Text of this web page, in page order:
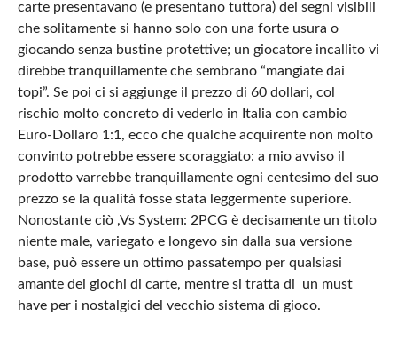
carte presentavano (e presentano tuttora) dei segni visibili
che solitamente si hanno solo con una forte usura o
giocando senza bustine protettive; un giocatore incallito vi
direbbe tranquillamente che sembrano “mangiate dai
topi”. Se poi ci si aggiunge il prezzo di 60 dollari, col
rischio molto concreto di vederlo in Italia con cambio
Euro-Dollaro 1:1, ecco che qualche acquirente non molto
convinto potrebbe essere scoraggiato: a mio avviso il
prodotto varrebbe tranquillamente ogni centesimo del suo
prezzo se la qualità fosse stata leggermente superiore.
Nonostante ciò ,Vs System: 2PCG è decisamente un titolo
niente male, variegato e longevo sin dalla sua versione
base, può essere un ottimo passatempo per qualsiasi
amante dei giochi di carte, mentre si tratta di un must
have per i nostalgici del vecchio sistema di gioco.